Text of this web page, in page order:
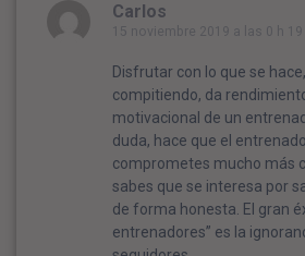
Carlos
15 noviembre 2019 a las 0 h
Disfrutar con lo que se
compitiendo, da
motivacional de un
duda, hace que el
comprometes mucho más
sabes que se interesa por
de forma honesta. El gran
entrenadores” es la